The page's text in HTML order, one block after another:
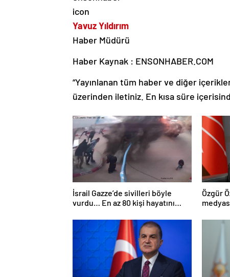
Yavuz Yıldırım
Haber Müdürü
Haber Kaynak : ENSONHABER.COM
“Yayınlanan tüm haber ve diğer
üzerinden iletiniz. En kısa süre
İsrail Gazze’de sivilleri böyle
vurdu… En az 80 kişi hayatını
Özgür